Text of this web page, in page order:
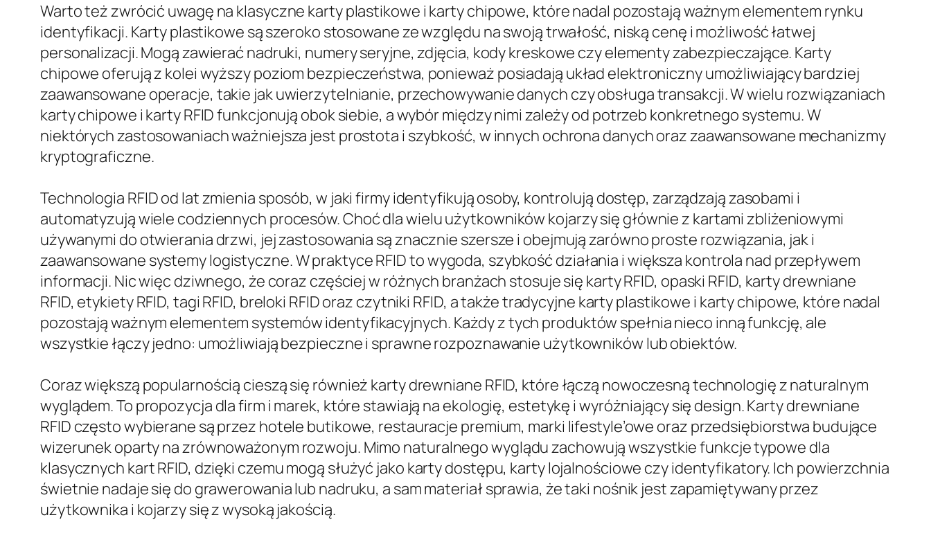
Warto też zwrócić uwagę na klasyczne karty plastikowe i karty chipowe, które nadal pozostają ważnym elementem rynku
identyfikacji. Karty plastikowe są szeroko stosowane ze względu na swoją trwałość, niską cenę i możliwość łatwej
personalizacji. Mogą zawierać nadruki, numery seryjne, zdjęcia, kody kreskowe czy elementy zabezpieczające. Karty
chipowe oferują z kolei wyższy poziom bezpieczeństwa, ponieważ posiadają układ elektroniczny umożliwiający bardziej
zaawansowane operacje, takie jak uwierzytelnianie, przechowywanie danych czy obsługa transakcji. W wielu rozwiązaniach
karty chipowe i karty RFID funkcjonują obok siebie, a wybór między nimi zależy od potrzeb konkretnego systemu. W
niektórych zastosowaniach ważniejsza jest prostota i szybkość, w innych ochrona danych oraz zaawansowane mechanizmy
kryptograficzne.
Technologia RFID od lat zmienia sposób, w jaki firmy identyfikują osoby, kontrolują dostęp, zarządzają zasobami i
automatyzują wiele codziennych procesów. Choć dla wielu użytkowników kojarzy się głównie z kartami zbliżeniowymi
używanymi do otwierania drzwi, jej zastosowania są znacznie szersze i obejmują zarówno proste rozwiązania, jak i
zaawansowane systemy logistyczne. W praktyce RFID to wygoda, szybkość działania i większa kontrola nad przepływem
informacji. Nic więc dziwnego, że coraz częściej w różnych branżach stosuje się karty RFID, opaski RFID, karty drewniane
RFID, etykiety RFID, tagi RFID, breloki RFID oraz czytniki RFID, a także tradycyjne karty plastikowe i karty chipowe, które nadal
pozostają ważnym elementem systemów identyfikacyjnych. Każdy z tych produktów spełnia nieco inną funkcję, ale
wszystkie łączy jedno: umożliwiają bezpieczne i sprawne rozpoznawanie użytkowników lub obiektów.
Coraz większą popularnością cieszą się również karty drewniane RFID, które łączą nowoczesną technologię z naturalnym
wyglądem. To propozycja dla firm i marek, które stawiają na ekologię, estetykę i wyróżniający się design. Karty drewniane
RFID często wybierane są przez hotele butikowe, restauracje premium, marki lifestyle’owe oraz przedsiębiorstwa budujące
wizerunek oparty na zrównoważonym rozwoju. Mimo naturalnego wyglądu zachowują wszystkie funkcje typowe dla
klasycznych kart RFID, dzięki czemu mogą służyć jako karty dostępu, karty lojalnościowe czy identyfikatory. Ich powierzchnia
świetnie nadaje się do grawerowania lub nadruku, a sam materiał sprawia, że taki nośnik jest zapamiętywany przez
użytkownika i kojarzy się z wysoką jakością.